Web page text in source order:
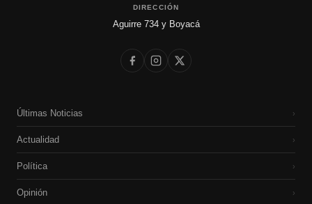
DIRECCIÓN
Aguirre 734 y Boyacá
Últimas Noticias ›
Actualidad ›
Política ›
Opinión ›